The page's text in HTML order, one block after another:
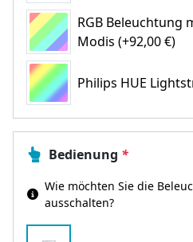
RGB Beleuchtung
Modis (+92,00 €)
Philips HUE
Bedienung *
Wie möchten Sie die
ausschalten?